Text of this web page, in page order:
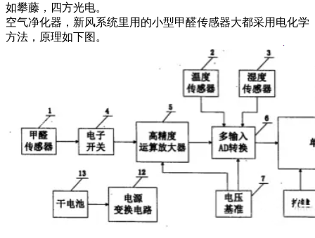
如攀藤，四方光电。
空气净化器，新风系统里用的小型甲醛传感器大都采用电化学
方法，原理如下图。